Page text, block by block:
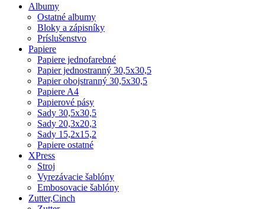
Albumy
Ostatné albumy
Bloky a zápisníky
Príslušenstvo
Papiere
Papiere jednofarebné
Papier jednostranný 30,5x30,5
Papier obojstranný 30,5x30,5
Papiere A4
Papierové pásy
Sady 30,5x30,5
Sady 20,3x20,3
Sady 15,2x15,2
Papiere ostatné
XPress
Stroj
Vyrezávacie šablóny
Embosovacie šablóny
Zutter,Cinch